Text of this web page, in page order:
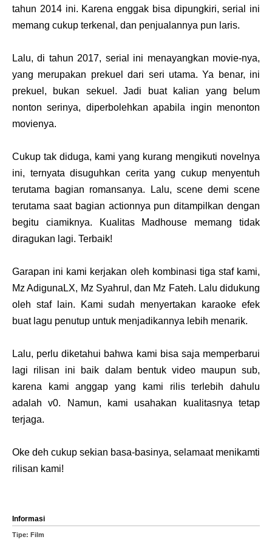
tahun 2014 ini. Karena enggak bisa dipungkiri, serial ini
memang cukup terkenal, dan penjualannya pun laris.
Lalu, di tahun 2017, serial ini menayangkan movie-nya,
yang merupakan prekuel dari seri utama. Ya benar, ini
prekuel, bukan sekuel. Jadi buat kalian yang belum
nonton serinya, diperbolehkan apabila ingin menonton
movienya.
Cukup tak diduga, kami yang kurang mengikuti novelnya
ini, ternyata disuguhkan cerita yang cukup menyentuh
terutama bagian romansanya. Lalu, scene demi scene
terutama saat bagian actionnya pun ditampilkan dengan
begitu ciamiknya. Kualitas Madhouse memang tidak
diragukan lagi. Terbaik!
Garapan ini kami kerjakan oleh kombinasi tiga staf kami,
Mz AdigunaLX, Mz Syahrul, dan Mz Fateh. Lalu didukung
oleh staf lain. Kami sudah menyertakan karaoke efek
buat lagu penutup untuk menjadikannya lebih menarik.
Lalu, perlu diketahui bahwa kami bisa saja memperbarui
lagi rilisan ini baik dalam bentuk video maupun sub,
karena kami anggap yang kami rilis terlebih dahulu
adalah v0. Namun, kami usahakan kualitasnya tetap
terjaga.
Oke deh cukup sekian basa-basinya, selamaat menikamti
rilisan kami!
Informasi
Tipe: Film